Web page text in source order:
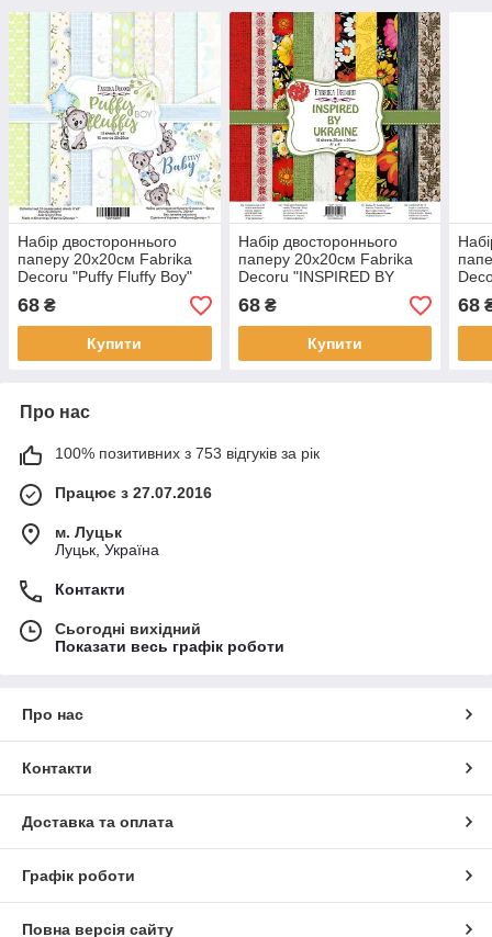
Набір двостороннього
паперу 20х20см Fabrika
Decoru "Puffy Fluffy Boy"
11 листів FDSP-02059
68 ₴
Купити
Набір двостороннього
паперу 20х20см Fabrika
Decoru "INSPIRED BY
UKRAINE" 10 листів FDSP-
02118
68₴
Купити
68
Про нас
100% позитивних з 753 відгуків за рік
Працює з 27.07.2016
м. Луцьк
Луцьк, Україна
Контакти
Сьогодні вихідний
Показати весь графік роботи
Про нас
Контакти
Доставка та оплата
Графік роботи
Повна версія сайту